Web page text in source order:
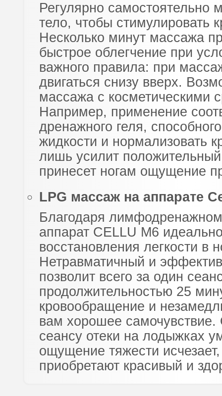
Регулярно самостоятельно
тело, чтобы стимулировать
Несколько минут массажа
быстрое облегчение при
важного правила: при
двигаться снизу вверх.
массажа с косметическими
Например, применение
дренажного геля,
жидкости и нормализовать
лишь усилит
принесет ногам ощущение
LPG массаж на аппарате
Благодаря
аппарат CELLU M6
восстановления легкости в
Нетравматичный и
позволит всего за один
продолжительностью 25
кровообращение и
вам хорошее самочувствие.
сеансу отеки на лодыжках
ощущение тяжести
приобретают красивый и